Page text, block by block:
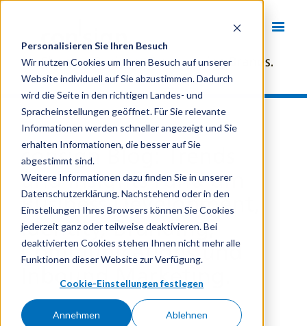
Personalisieren Sie Ihren Besuch
Wir nutzen Cookies um Ihren Besuch auf unserer
Website individuell auf Sie abzustimmen. Dadurch
wird die Seite in den richtigen Landes- und
Spracheinstellungen geöffnet. Für Sie relevante
Informationen werden schneller angezeigt und Sie
erhalten Informationen, die besser auf Sie
abgestimmt sind.
Weitere Informationen dazu finden Sie in unserer
Datenschutzerklärung. Nachstehend oder in den
Einstellungen Ihres Browsers können Sie Cookies
jederzeit ganz oder teilweise deaktivieren. Bei
deaktivierten Cookies stehen Ihnen nicht mehr alle
Funktionen dieser Website zur Verfügung.
Cookie-Einstellungen festlegen
Annehmen Ablehnen
consign Blog: Trends
und Insights rund um
Business Development,
Identity, Branding,
Communications und
Inbound Marketing.